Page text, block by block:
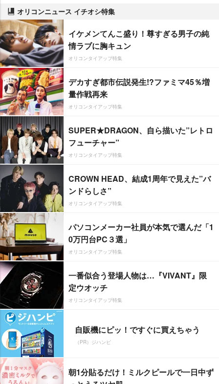
オリコンニュース イチオシ特集
イケメンてんこ盛り！尊すぎる男子の純
情ラブに胸キュン
オリコンタイアップ特集
デカすぎ都市伝説発生!?ファミマ45％増
量作戦再来
オリコンタイアップ特集
SUPER★DRAGON、自ら描いた”レトロ
フューチャー”
オリコンタイアップ特集
CROWN HEAD、結成1周年で見えた”バ
ンドらしさ”
オリコンタイアップ特集
パソコンメーカー社員が本気で選んだ「1
0万円台PC３選」
オリコンタイアップ特集
一番似合う登場人物は…『VIVANT』限
定ウオッチ
オリコンタイアップ特集
自販機にピッ！ですぐに買えちゃう
（PR）ジハンピ
朝1分貼るだけ！ミルクピールで一日中ず